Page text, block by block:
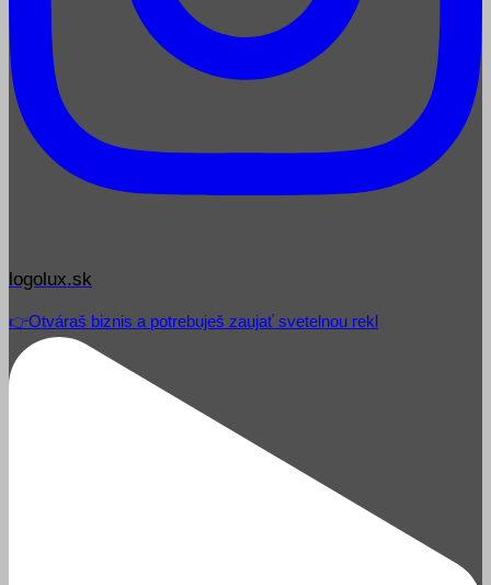
logolux.sk
👉Otváraš biznis a potrebuješ zaujať svetelnou rekl